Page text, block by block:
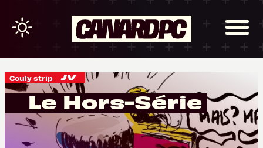
Couly strip
Le Hors-Série